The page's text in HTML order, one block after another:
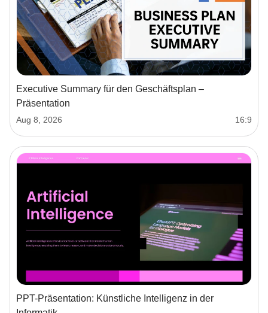
Executive Summary für den Geschäftsplan –
Präsentation
Aug 8, 2026 16:9
PPT-Präsentation: Künstliche Intelligenz in der